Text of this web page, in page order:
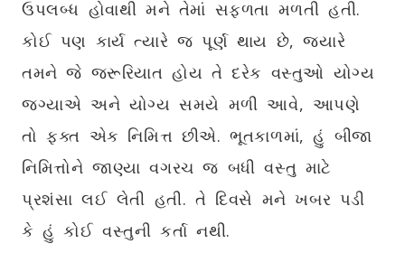
ઉપલબ્ધ હોવાથી મને તેમાં સફળતા મળતી હતી.
કોઈ પણ કાર્ય ત્યારે જ પૂર્ણ થાય છે, જ્યારે
તમને જે જરૂરિયાત હોય તે દરેક વસ્તુઓ યોગ્ય
જગ્યાએ અને યોગ્ય સમયે મળી આવે, આપણે
તો ફક્ત એક નિમિત્ત છીએ. ભૂતકાળમાં, હું બીજા
નિમિત્તોને જાણ્યા વગરચ જ બધી વસ્તુ માટે
પ્રશંસા લઈ લેતી હતી. તે દિવસે મને ખબર પડી
કે હું કોઈ વસ્તુની કર્તા નથી.